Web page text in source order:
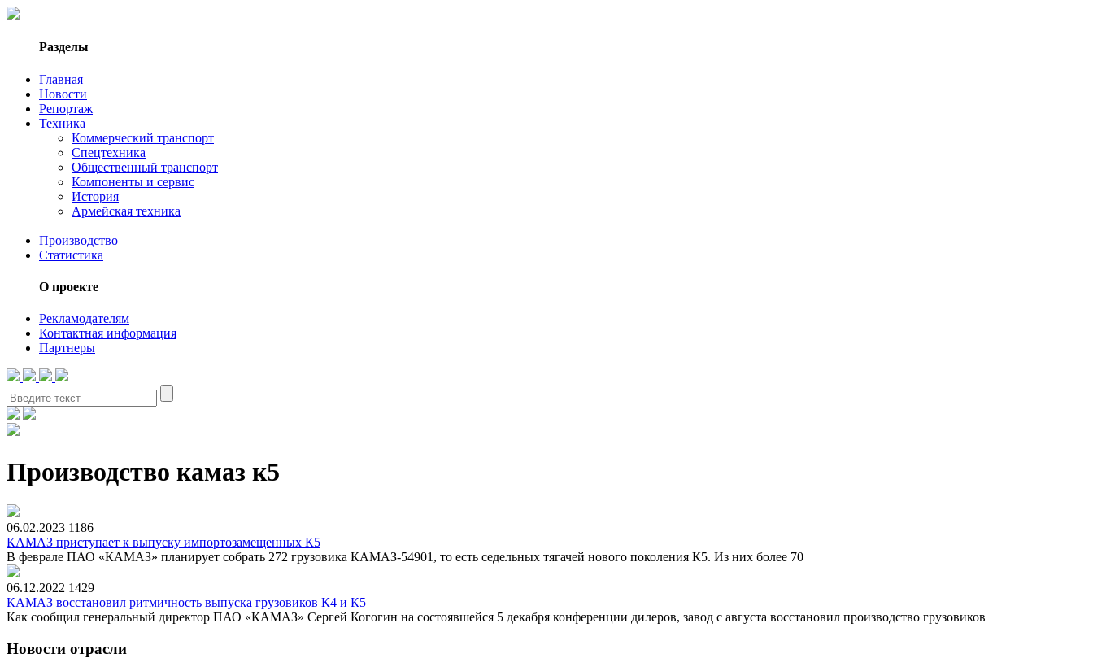
Разделы
Главная
Новости
Репортаж
Техника
Коммерческий транспорт
Спецтехника
Общественный транспорт
Компоненты и сервис
История
Армейская техника
Производство
Статистика
О проекте
Рекламодателям
Контактная информация
Партнеры
Производство камаз к5
06.02.2023 1186
КАМАЗ приступает к выпуску импортозамещенных К5
В феврале ПАО «КАМАЗ» планирует собрать 272 грузовика КАМАЗ-54901, то есть седельных тягачей нового поколения К5. Из них более 70
06.12.2022 1429
КАМАЗ восстановил ритмичность выпуска грузовиков К4 и К5
Как сообщил генеральный директор ПАО «КАМАЗ» Сергей Когогин на состоявшейся 5 декабря конференции дилеров, завод с августа восстановил производство грузовиков
Новости отрасли